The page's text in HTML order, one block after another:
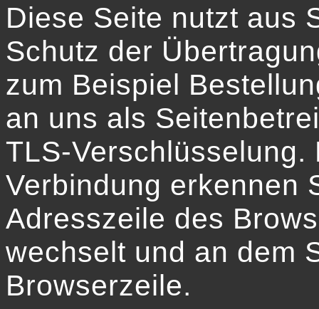
Diese Seite nutzt aus
Schutz der
zum Beispiel
an uns als
TLS-
Verbindung erkennen
Adresszeile des
wechselt und an dem
Browserzeile.